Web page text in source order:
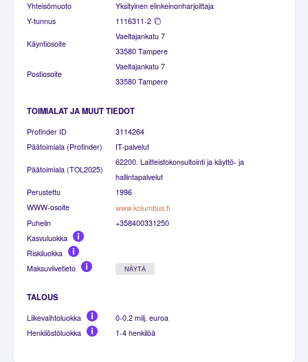
Yhteisömuoto
Yksityinen elinkeinonharjoittaja
Y-tunnus
1116311-2
Käyntiosoite
Vaeltajankatu 7
33580 Tampere
Postiosoite
Vaeltajankatu 7
33580 Tampere
TOIMIALAT JA MUUT TIEDOT
Profinder ID
3114264
Päätoimiala (Profinder)
IT-palvelut
Päätoimiala (TOL2025)
62200. Laitteistokonsultointi ja käyttö- ja
hallintapalvelut
Perustettu
1996
WWW-osoite
www.kolumbus.fi
Puhelin
+358400331250
Kasvuluokka
Riskiluokka
Maksuviivetieto
NÄYTÄ
TALOUS
Liikevaihtoluokka
0-0.2 milj. euroa
Henkilöstöluokka
1-4 henkilöä